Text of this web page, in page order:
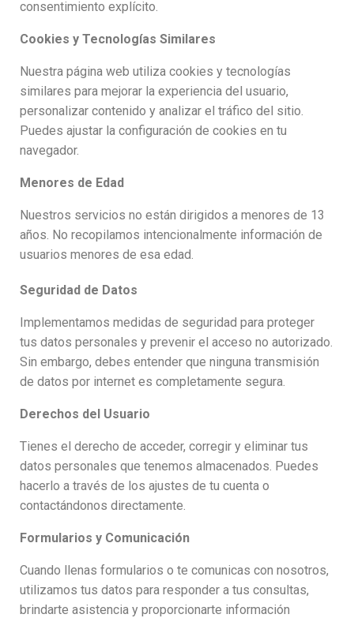
consentimiento explícito.
Cookies y Tecnologías Similares
Nuestra página web utiliza cookies y tecnologías
similares para mejorar la experiencia del usuario,
personalizar contenido y analizar el tráfico del sitio.
Puedes ajustar la configuración de cookies en tu
navegador.
Menores de Edad
Nuestros servicios no están dirigidos a menores de 13
años. No recopilamos intencionalmente información de
usuarios menores de esa edad.
Seguridad de Datos
Implementamos medidas de seguridad para proteger
tus datos personales y prevenir el acceso no autorizado.
Sin embargo, debes entender que ninguna transmisión
de datos por internet es completamente segura.
Derechos del Usuario
Tienes el derecho de acceder, corregir y eliminar tus
datos personales que tenemos almacenados. Puedes
hacerlo a través de los ajustes de tu cuenta o
contactándonos directamente.
Formularios y Comunicación
Cuando llenas formularios o te comunicas con nosotros,
utilizamos tus datos para responder a tus consultas,
brindarte asistencia y proporcionarte información